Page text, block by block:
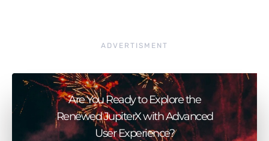
ADVERTISMENT
Are You Ready to Explore the
Renewed JupiterX with Advanced
User Experience?